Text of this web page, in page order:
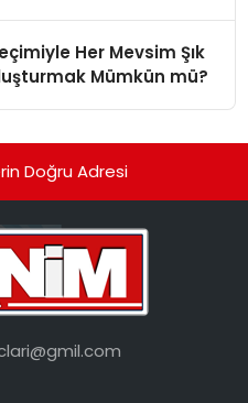
Her Mevsim Şık
Mümkün mü?
Doğru Adresi